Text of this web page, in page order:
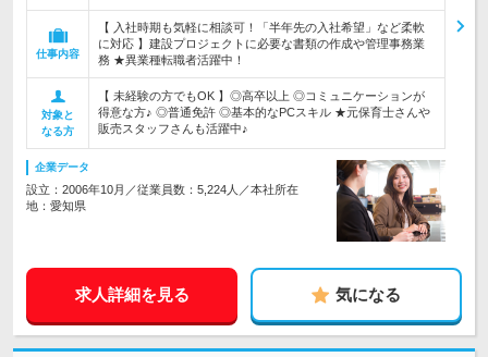
仕事内容
【 入社時期も気軽に相談可！「半年先の入社希望」など柔軟
に対応 】建設プロジェクトに必要な書類の作成や管理事務業
務 ★異業種転職者活躍中！
対象と
なる方
【 未経験の方でもOK 】◎高卒以上 ◎コミュニケーションが
得意な方♪ ◎普通免許 ◎基本的なPCスキル ★元保育士さんや
販売スタッフさんも活躍中♪
企業データ
設立：2006年10月／従業員数：5,224人／本社所在
地：愛知県
求人詳細を見る 気になる